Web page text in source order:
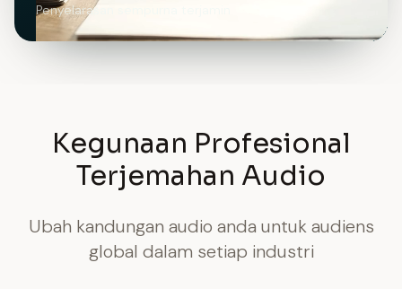
Penyelarasan sempurna terjamin
Kegunaan Profesional
Terjemahan Audio
Ubah kandungan audio anda untuk audiens
global dalam setiap industri